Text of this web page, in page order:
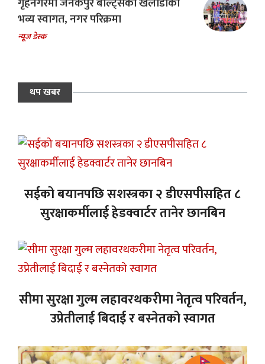
भव्य स्वागत, नगर परिक्रमा
न्यूज डेस्क
थप खबर
सईको बयानपछि सशस्त्रका २ डीएसपीसहित ८
सुरक्षाकर्मीलाई हेडक्वार्टर तानेर छानबिन
सीमा सुरक्षा गुल्म लहावरथकरीमा नेतृत्व परिवर्तन,
उप्रेतीलाई बिदाई र बस्नेतको स्वागत